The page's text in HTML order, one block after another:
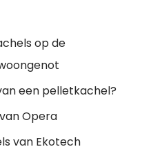
op de
een pelletkachel?
Opera
van Ekotech